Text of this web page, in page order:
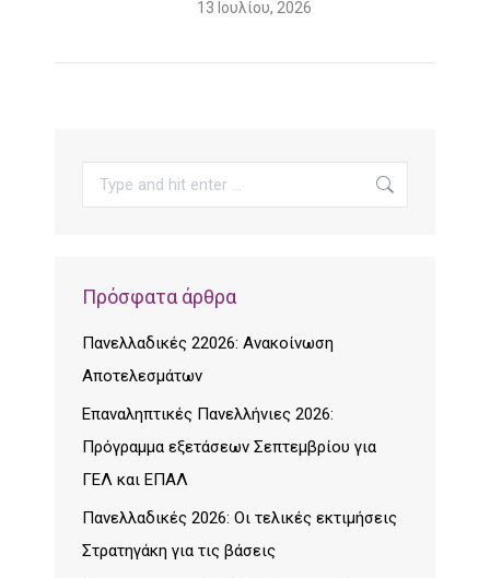
13 Ιουλίου, 2026
Search:
Πρόσφατα άρθρα
Πανελλαδικές 22026: Ανακοίνωση
Αποτελεσμάτων
Επαναληπτικές Πανελλήνιες 2026:
Πρόγραμμα εξετάσεων Σεπτεμβρίου για
ΓΕΛ και ΕΠΑΛ
Πανελλαδικές 2026: Οι τελικές εκτιμήσεις
Στρατηγάκη για τις βάσεις